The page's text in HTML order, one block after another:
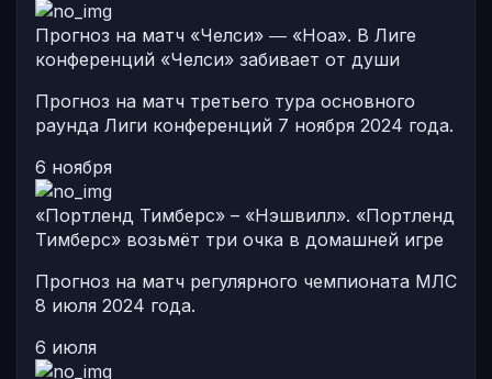
Прогноз на матч «Челси» ― «Ноа». В Лиге
конференций «Челси» забивает от души
Прогноз на матч третьего тура основного
раунда Лиги конференций 7 ноября 2024 года.
6 ноября
«Портленд Тимберс» – «Нэшвилл». «Портленд
Тимберс» возьмёт три очка в домашней игре
Прогноз на матч регулярного чемпионата МЛС
8 июля 2024 года.
6 июля